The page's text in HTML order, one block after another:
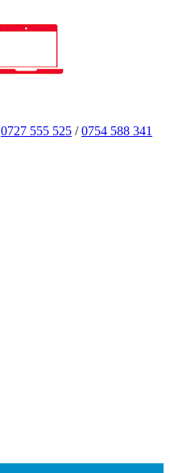
0727 555 525 /0754 588 341